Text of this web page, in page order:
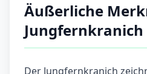
Äußerliche
Jungfernkranich
Der Jungfernkranich